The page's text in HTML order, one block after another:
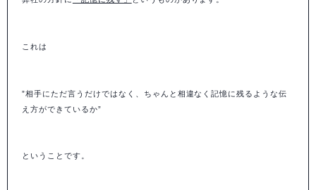
これは
”相手にただ言うだけではなく、ちゃんと相違なく記憶に残るような伝
え方ができているか”
ということです。